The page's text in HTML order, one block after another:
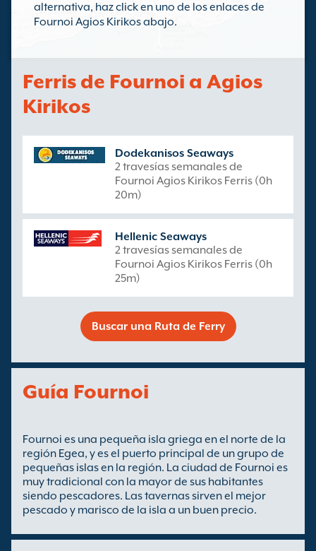
alternativa, haz click en uno de los enlaces de
Fournoi Agios Kirikos abajo.
Ferris de Fournoi a Agios
Kirikos
Dodekanisos Seaways
2 travesías semanales de
Fournoi Agios Kirikos Ferris (0h
20m)
Hellenic Seaways
2 travesías semanales de
Fournoi Agios Kirikos Ferris (0h
25m)
Buscar una Ruta de Ferry
Guía Fournoi
Fournoi es una pequeña isla griega en el norte de la
región Egea, y es el puerto principal de un grupo de
pequeñas islas en la región. La ciudad de Fournoi es
muy tradicional con la mayor de sus habitantes
siendo pescadores. Las tavernas sirven el mejor
pescado y marisco de la isla a un buen precio.